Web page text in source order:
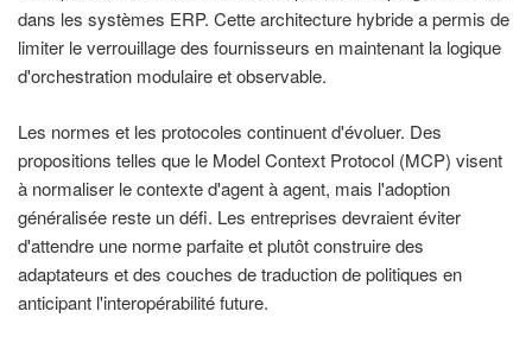
dans les systèmes ERP. Cette architecture hybride a permis de
limiter le verrouillage des fournisseurs en maintenant la logique
d'orchestration modulaire et observable.
Les normes et les protocoles continuent d'évoluer. Des
propositions telles que le Model Context Protocol (MCP) visent
à normaliser le contexte d'agent à agent, mais l'adoption
généralisée reste un défi. Les entreprises devraient éviter
d'attendre une norme parfaite et plutôt construire des
adaptateurs et des couches de traduction de politiques en
anticipant l'interopérabilité future.